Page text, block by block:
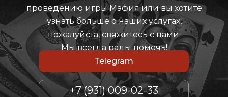
проведению игры Мафия или вы хотите
узнать больше о наших услугах,
пожалуйста, свяжитесь с нами.
Мы всегда рады помочь!
Telegram
+7 (931) 009-02-33